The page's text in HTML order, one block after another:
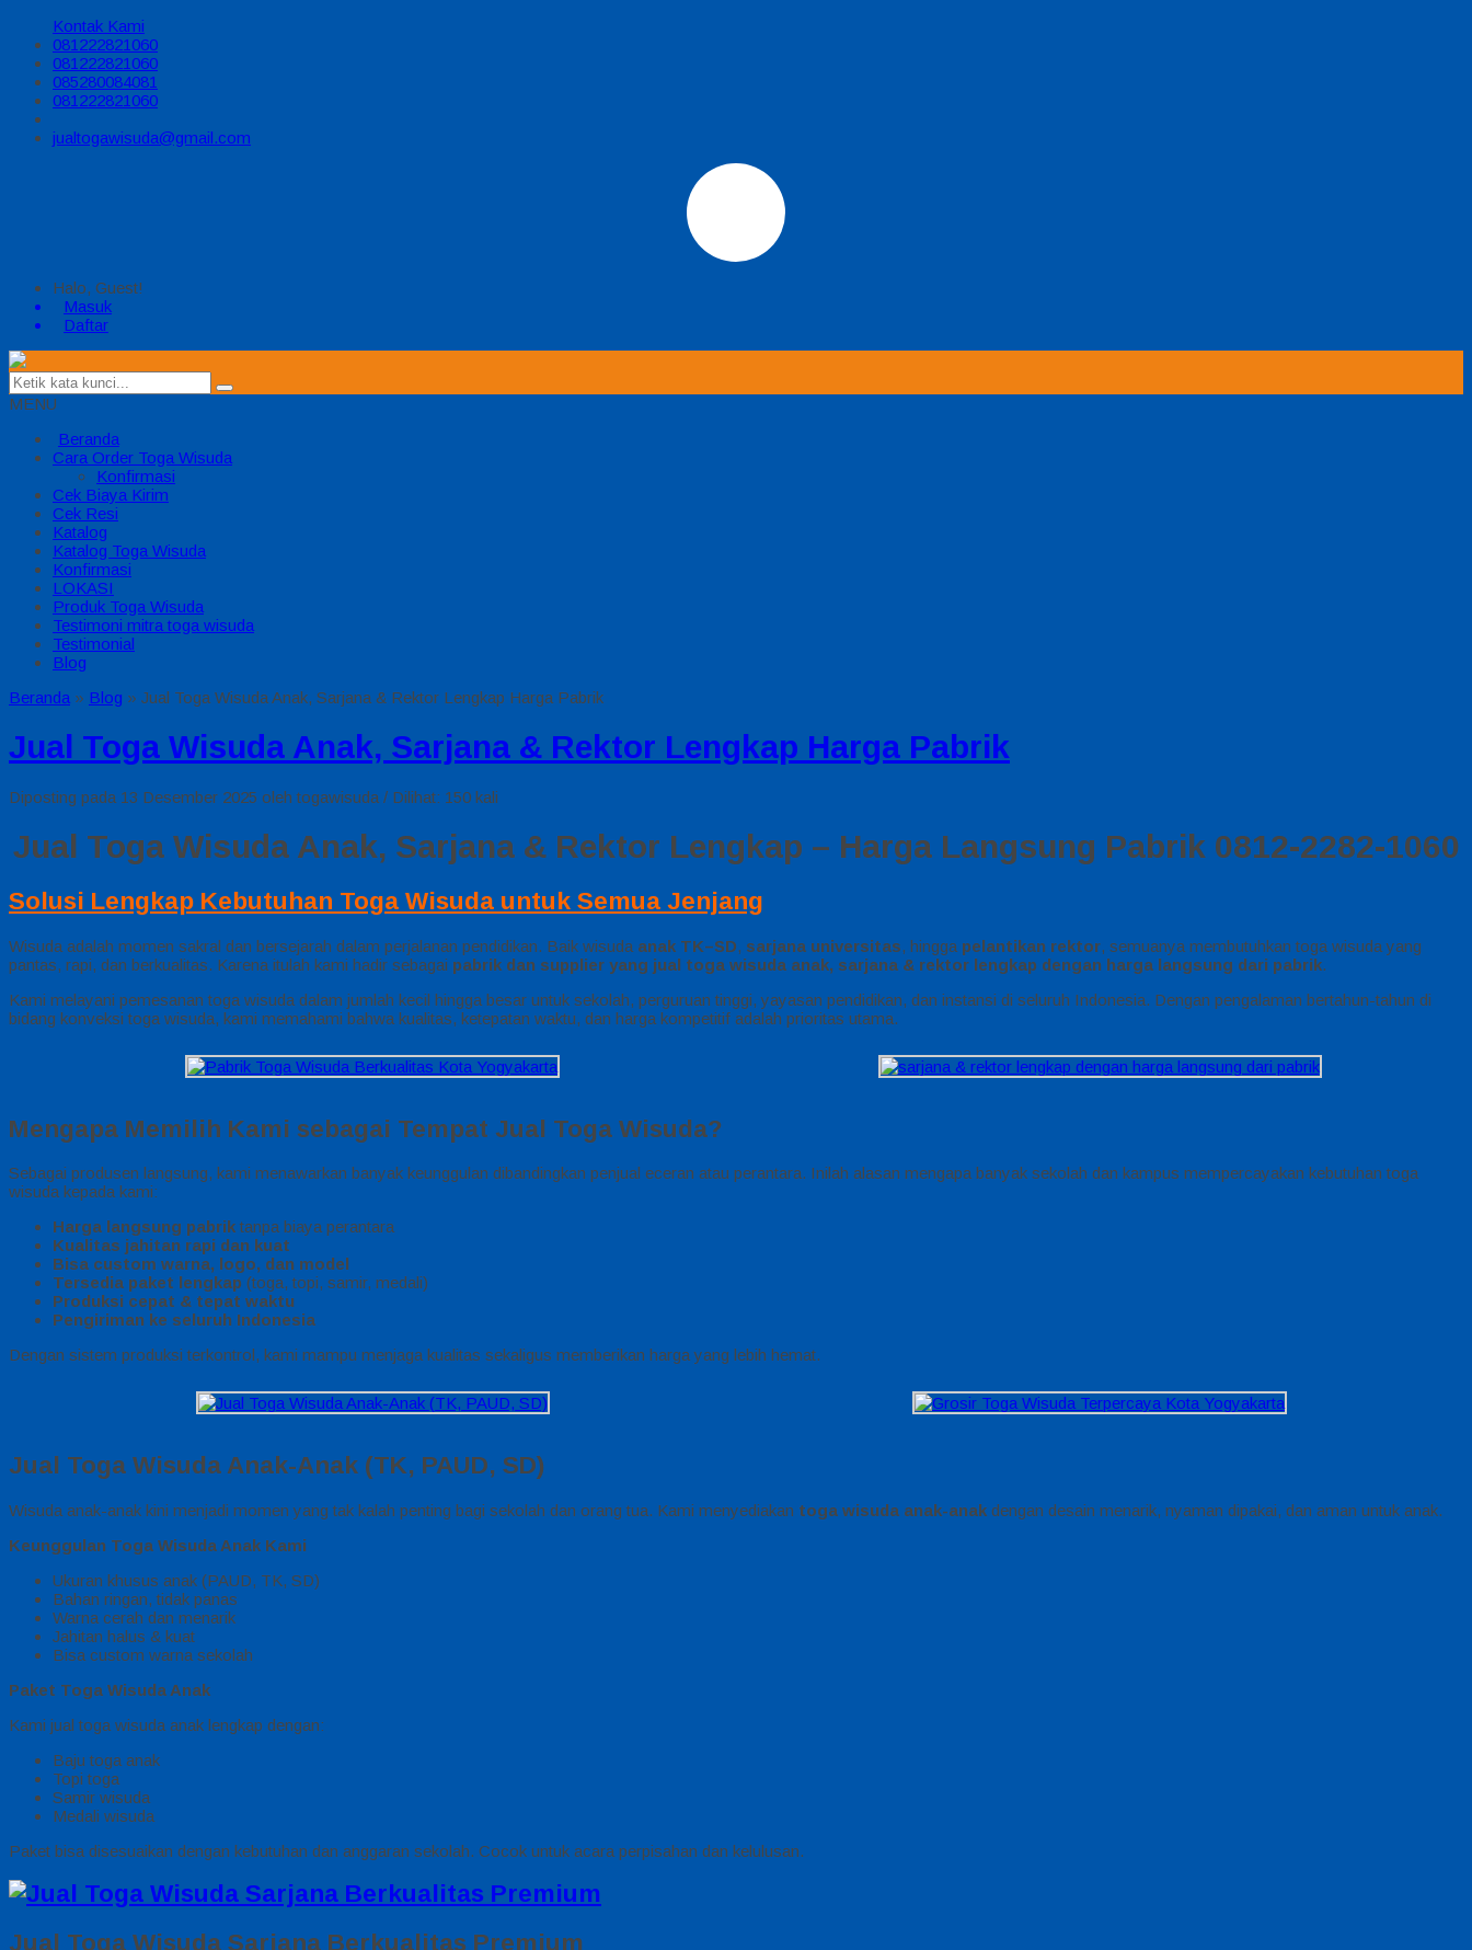
Kontak Kami
081222821060
081222821060
085280084081
081222821060
jualtogawisuda@gmail.com
Halo, Guest!
Masuk
Daftar
MENU
Beranda
Cara Order Toga Wisuda
Konfirmasi
Cek Biaya Kirim
Cek Resi
Katalog
Katalog Toga Wisuda
Konfirmasi
LOKASI
Produk Toga Wisuda
Testimoni mitra toga wisuda
Testimonial
Blog
Beranda » Blog » Jual Toga Wisuda Anak, Sarjana & Rektor Lengkap Harga Pabrik
Jual Toga Wisuda Anak, Sarjana & Rektor Lengkap Harga Pabrik
Diposting pada 13 Desember 2025 oleh togawisuda / Dilihat: 150 kali
Jual Toga Wisuda Anak, Sarjana & Rektor Lengkap – Harga Langsung Pabrik 0812-2282-1060
Solusi Lengkap Kebutuhan Toga Wisuda untuk Semua Jenjang
Wisuda adalah momen sakral dan bersejarah dalam perjalanan pendidikan. Baik wisuda anak TK–SD, sarjana universitas, hingga pelantikan rektor, semuanya membutuhkan toga wisuda yang
pantas, rapi, dan berkualitas. Karena itulah kami hadir sebagai pabrik dan supplier yang jual toga wisuda anak, sarjana & rektor lengkap dengan harga langsung dari pabrik.
Kami melayani pemesanan toga wisuda dalam jumlah kecil hingga besar untuk sekolah, perguruan tinggi, yayasan pendidikan, dan instansi di seluruh Indonesia. Dengan pengalaman bertahun-tahun di
bidang konveksi toga wisuda, kami memahami bahwa kualitas, ketepatan waktu, dan harga kompetitif adalah prioritas utama.
Mengapa Memilih Kami sebagai Tempat Jual Toga Wisuda?
Sebagai produsen langsung, kami menawarkan banyak keunggulan dibandingkan penjual eceran atau perantara. Inilah alasan mengapa banyak sekolah dan kampus mempercayakan kebutuhan toga
wisuda kepada kami:
Harga langsung pabrik tanpa biaya perantara
Kualitas jahitan rapi dan kuat
Bisa custom warna, logo, dan model
Tersedia paket lengkap (toga, topi, samir, medali)
Produksi cepat & tepat waktu
Pengiriman ke seluruh Indonesia
Dengan sistem produksi terkontrol, kami mampu menjaga kualitas sekaligus memberikan harga yang lebih hemat.
Jual Toga Wisuda Anak-Anak (TK, PAUD, SD)
Wisuda anak-anak kini menjadi momen yang tak kalah penting bagi sekolah dan orang tua. Kami menyediakan toga wisuda anak-anak dengan desain menarik, nyaman dipakai, dan aman untuk anak.
Keunggulan Toga Wisuda Anak Kami
Ukuran khusus anak (PAUD, TK, SD)
Bahan ringan, tidak panas
Warna cerah dan menarik
Jahitan halus & kuat
Bisa custom warna sekolah
Paket Toga Wisuda Anak
Kami jual toga wisuda anak lengkap dengan:
Baju toga anak
Topi toga
Samir wisuda
Medali wisuda
Paket bisa disesuaikan dengan kebutuhan dan anggaran sekolah. Cocok untuk acara perpisahan dan kelulusan.
Jual Toga Wisuda Sarjana Berkualitas Premium